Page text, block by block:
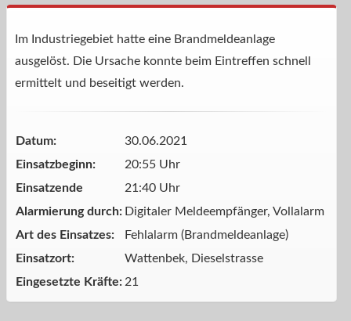
Im Industriegebiet hatte eine Brandmeldeanlage
ausgelöst. Die Ursache konnte beim Eintreffen schnell
ermittelt und beseitigt werden.
Datum:
30.06.2021
Einsatzbeginn:
20:55 Uhr
Einsatzende
21:40 Uhr
Alarmierung durch: Digitaler Meldeempfänger, Vollalarm
Art des Einsatzes:
Fehlalarm (Brandmeldeanlage)
Einsatzort:
Wattenbek, Dieselstrasse
Eingesetzte Kräfte:21